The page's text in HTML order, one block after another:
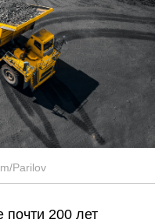
Parilov
почти 200 лет